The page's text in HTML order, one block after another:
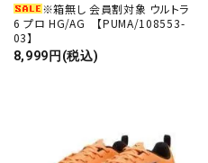
※箱無し 会員割対象 ウルトラ
6 プロ HG/AG 【PUMA/108553-
03】
8,999円(税込)